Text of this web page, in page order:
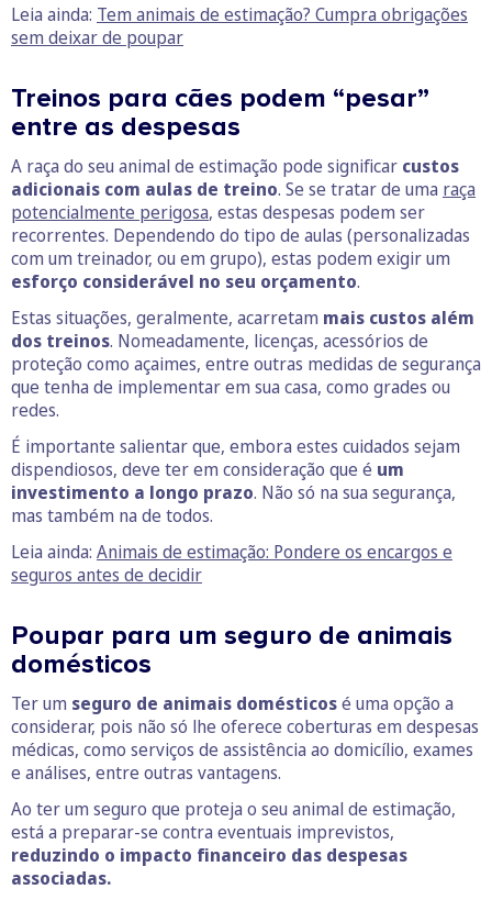
Leia ainda: Tem animais de estimação? Cumpra obrigações
sem deixar de poupar
Treinos para cães podem “pesar”
entre as despesas
A raça do seu animal de estimação pode significar custos
adicionais com aulas de treino. Se se tratar de uma raça
potencialmente perigosa, estas despesas podem ser
recorrentes. Dependendo do tipo de aulas (personalizadas
com um treinador, ou em grupo), estas podem exigir um
esforço considerável no seu orçamento.
Estas situações, geralmente, acarretam mais custos além
dos treinos. Nomeadamente, licenças, acessórios de
proteção como açaimes, entre outras medidas de segurança
que tenha de implementar em sua casa, como grades ou
redes.
É importante salientar que, embora estes cuidados sejam
dispendiosos, deve ter em consideração que é um
investimento a longo prazo. Não só na sua segurança,
mas também na de todos.
Leia ainda: Animais de estimação: Pondere os encargos e
seguros antes de decidir
Poupar para um seguro de animais
domésticos
Ter um seguro de animais domésticosé uma opção a
considerar, pois não só lhe oferece coberturas em despesas
médicas, como serviços de assistência ao domicílio, exames
e análises, entre outras vantagens.
Ao ter um seguro que proteja o seu animal de estimação,
está a preparar-se contra eventuais imprevistos,
reduzindo o impacto financeiro das despesas
associadas.